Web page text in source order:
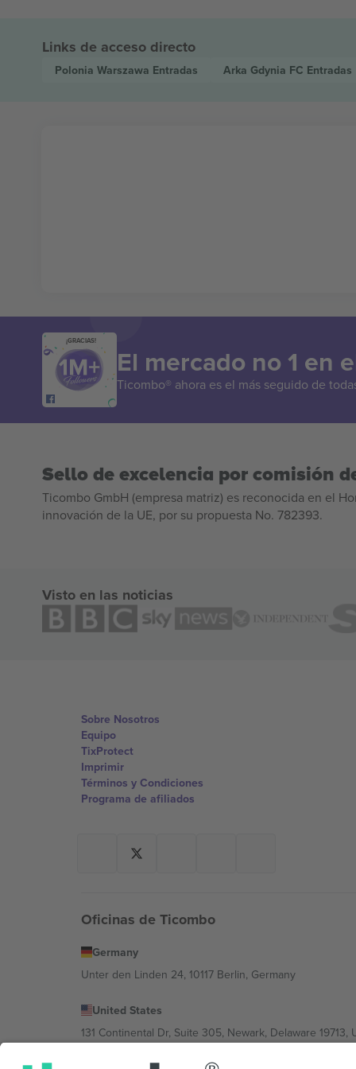
Links de acceso directo
Polonia Warszawa Entradas Arka Gdynia FC Entradas
¡GRACIAS!
El mercado no 1 en
Ticombo® ahora es el más seguido de
Sello de excelencia por comisión
Ticombo GmbH (empresa matriz) es reconocida en el
innovación de la UE, por su propuesta No. 782393.
Visto en las noticias
Sobre Nosotros
Equipo
TixProtect
Imprimir
Términos y Condiciones
Programa de afiliados
Oficinas de Ticombo
Germany
Unter den Linden 24, 10117 Berlin, Germany
United States
131 Continental Dr, Suite 305, Newark, Delaware 19713,